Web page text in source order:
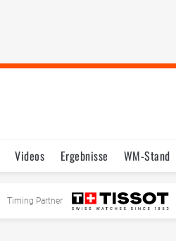
Videos Ergebnisse WM-Stand
Timing Partner